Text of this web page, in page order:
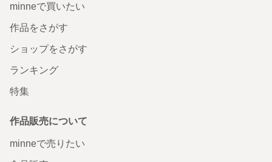
minneで買いたい
作品をさがす
ショップをさがす
ランキング
特集
作品販売について
minneで売りたい